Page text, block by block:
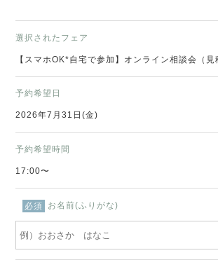
選択されたフェア
【スマホOK*自宅で参加】オンライン相談会（見
予約希望日
2026年7月31日(金)
予約希望時間
17:00〜
必須 お名前(ふりがな)